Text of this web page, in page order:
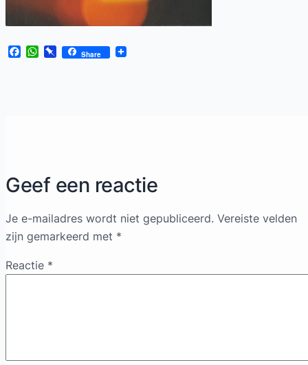
Facebook
WhatsApp
Pinboard
Share
Geef een reactie
Je e-mailadres wordt niet gepubliceerd. Vereiste velden
zijn gemarkeerd met *
Reactie *